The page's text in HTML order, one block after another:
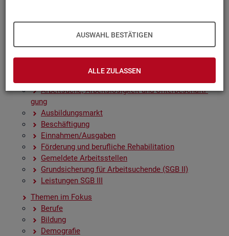
AUSWAHL BESTÄTIGEN
ALLE ZULASSEN
Früh­in­di­ka­to­ren für den Ar­beits­markt
Sai­son­be­rei­nig­te Zeit­rei­hen
Ar­beit­su­che, Ar­beits­lo­sig­keit und Un­ter­be­schäf­ti­
gung
Aus­bil­dungs­markt
Be­schäf­ti­gung
Ein­nah­men/Aus­ga­ben
För­de­rung und be­ruf­li­che Re­ha­bi­li­ta­ti­on
Ge­mel­de­te Ar­beits­stel­len
Grund­si­che­rung für Ar­beit­su­chen­de (SGB II)
Leis­tun­gen SGB III
The­men im Fokus
Be­ru­fe
Bil­dung
De­mo­gra­fie